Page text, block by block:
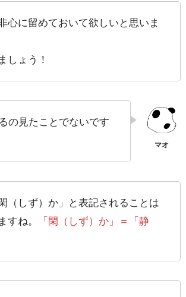
心に留めておいて欲しいと思いま
しょう！
の見たことでないです
（しず）か」と表記されることは
すね。
「閑（しず）か」＝「静